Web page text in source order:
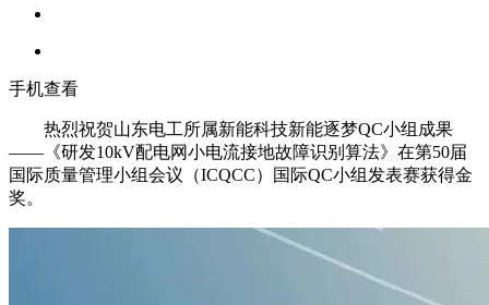
手机查看
热烈祝贺山东电工所属新能科技新能逐梦QC小组成果
——《研发10kV配电网小电流接地故障识别算法》在第50届
国际质量管理小组会议（ICQCC）国际QC小组发表赛获得金
奖。